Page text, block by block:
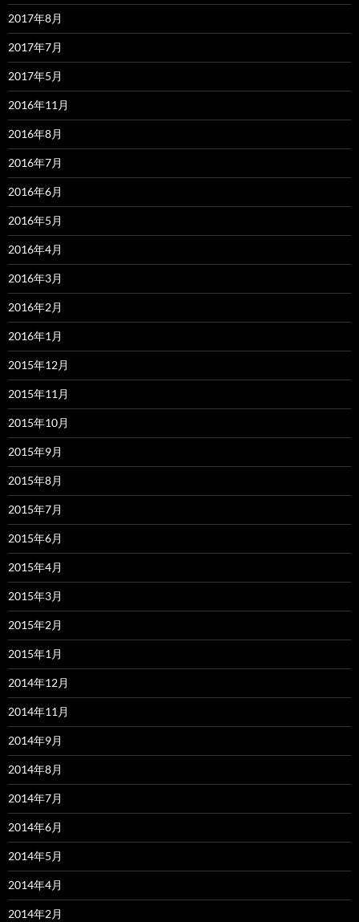
2017年8月
2017年7月
2017年5月
2016年11月
2016年8月
2016年7月
2016年6月
2016年5月
2016年4月
2016年3月
2016年2月
2016年1月
2015年12月
2015年11月
2015年10月
2015年9月
2015年8月
2015年7月
2015年6月
2015年4月
2015年3月
2015年2月
2015年1月
2014年12月
2014年11月
2014年9月
2014年8月
2014年7月
2014年6月
2014年5月
2014年4月
2014年2月